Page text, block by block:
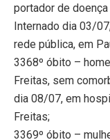
portador de
Internado dia 03/
rede pública, em
3368º óbito –
Freitas, sem
dia 08/07, em
Freitas;
3369º óbito –